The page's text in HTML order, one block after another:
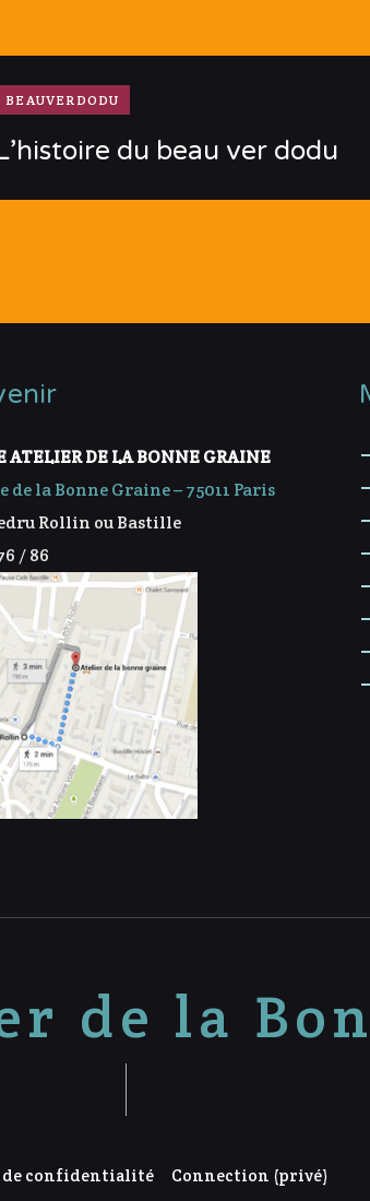
BEAUVERDODU
du beau ver dodu
ATELIER DE LA BONNE GRAINE
de la Bonne Graine – 75011 Paris
Rollin ou Bastille
/ 86
de la
de confidentialité Connection (privé)